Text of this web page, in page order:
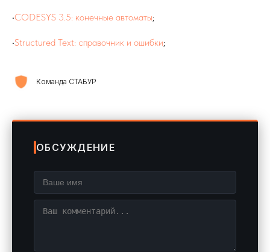
•CODESYS 3.5: конечные автоматы;
•Structured Text: справочник и ошибки;
Команда СТАБУР
ОБСУЖДЕНИЕ